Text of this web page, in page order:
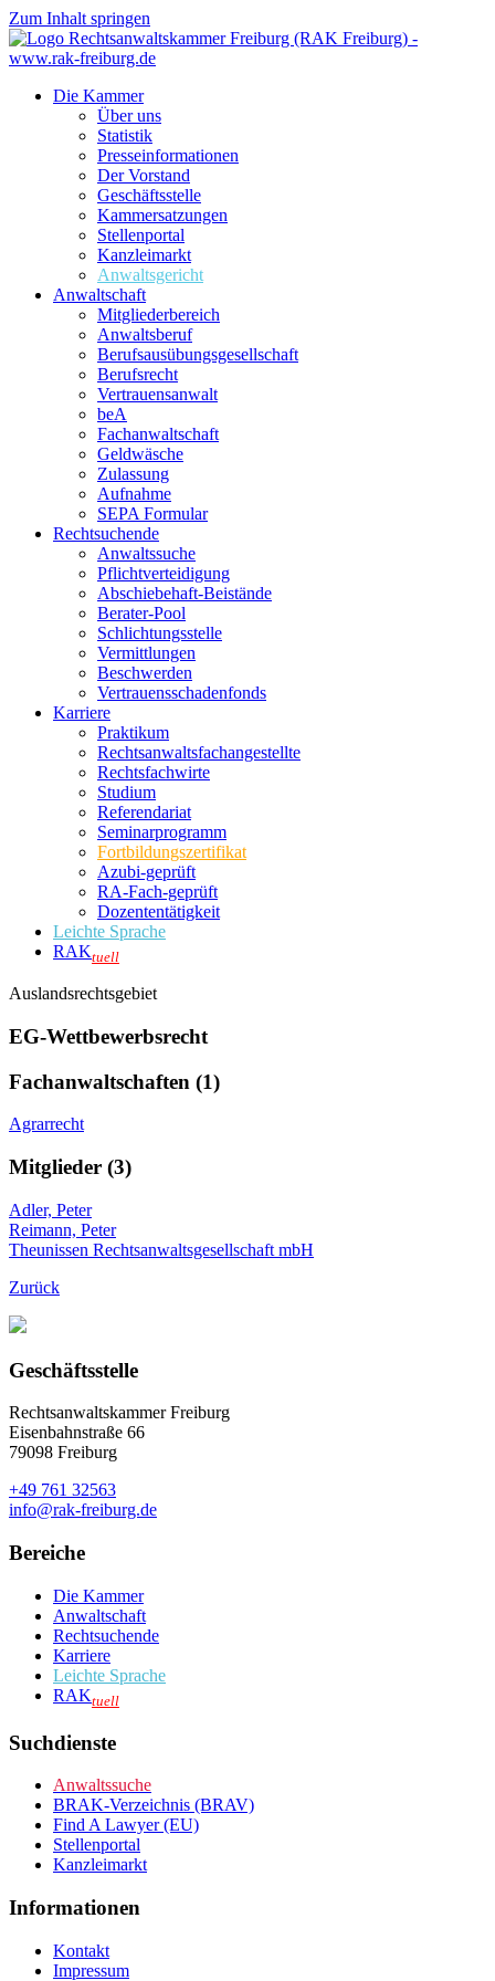
Zum Inhalt springen
Die Kammer
Über uns
Statistik
Presseinformationen
Der Vorstand
Geschäftsstelle
Kammersatzungen
Stellenportal
Kanzleimarkt
Anwaltsgericht
Anwaltschaft
Mitgliederbereich
Anwaltsberuf
Berufsausübungs­gesellschaft
Berufsrecht
Vertrauensanwalt
beA
Fachanwaltschaft
Geldwäsche
Zulassung
Aufnahme
SEPA Formular
Rechtsuchende
Anwaltssuche
Pflichtverteidigung
Abschiebehaft-Beistände
Berater-Pool
Schlichtungsstelle
Vermittlungen
Beschwerden
Vertrauensschadenfonds
Karriere
Praktikum
Rechtsanwalts­fachangestellte
Rechtsfachwirte
Studium
Referendariat
Seminarprogramm
Fortbildungszertifikat
Azubi-geprüft
RA-Fach-geprüft
Dozententätigkeit
Leichte Sprache
RAKtuell
Auslandsrechtsgebiet
EG-Wettbewerbsrecht
Fachanwaltschaften (1)
Agrarrecht
Mitglieder (3)
Adler, Peter
Reimann, Peter
Theunissen Rechtsanwaltsgesellschaft mbH
Zurück
Geschäftsstelle
Rechtsanwaltskammer Freiburg
Eisenbahnstraße 66
79098 Freiburg
+49 761 32563
info@rak-freiburg.de
Bereiche
Die Kammer
Anwaltschaft
Rechtsuchende
Karriere
Leichte Sprache
RAKtuell
Suchdienste
Anwaltssuche
BRAK-Verzeichnis (BRAV)
Find A Lawyer (EU)
Stellenportal
Kanzleimarkt
Informationen
Kontakt
Impressum